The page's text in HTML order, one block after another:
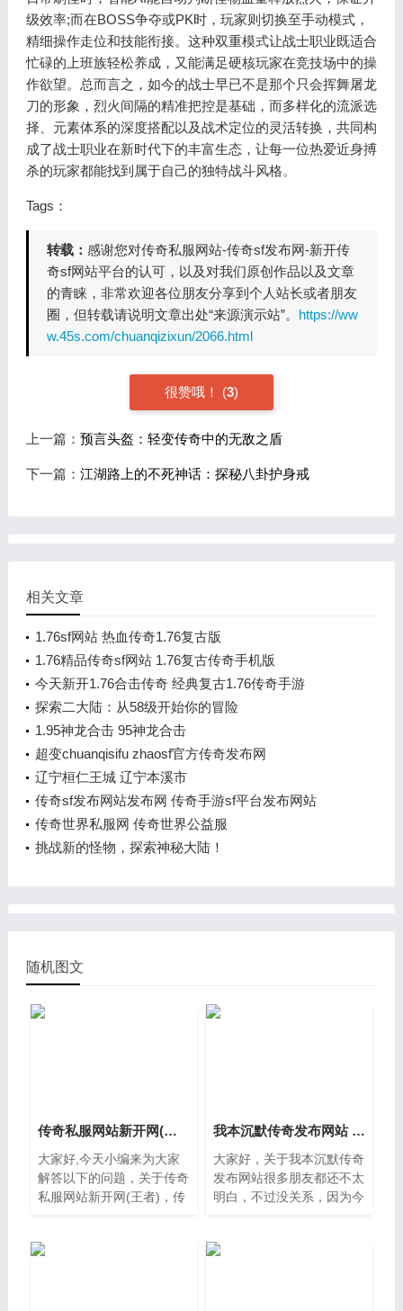
级效率;而在BOSS争夺或PK时，玩家则切换至手动模式，
精细操作走位和技能衔接。这种双重模式让战士职业既适合
忙碌的上班族轻松养成，又能满足硬核玩家在竞技场中的操
作欲望。总而言之，如今的战士早已不是那个只会挥舞屠龙
刀的形象，烈火间隔的精准把控是基础，而多样化的流派选
择、元素体系的深度搭配以及战术定位的灵活转换，共同构
成了战士职业在新时代下的丰富生态，让每一位热爱近身搏
杀的玩家都能找到属于自己的独特战斗风格。
Tags：
转载： 感谢您对传奇私服网站-传奇sf发布网-新开传
奇sf网站平台的认可，以及对我们原创作品以及文章
的青睐，非常欢迎各位朋友分享到个人站长或者朋友
圈，但转载请说明文章出处“来源演示站”。 https://ww
w.45s.com/chuanqizixun/2066.html
很赞哦！ (3)
上一篇： 预言头盔：轻变传奇中的无敌之盾
下一篇： 江湖路上的不死神话：探秘八卦护身戒
相关文章
1.76sf网站 热血传奇1.76复古版
1.76精品传奇sf网站 1.76复古传奇手机版
今天新开1.76合击传奇 经典复古1.76传奇手游
探索二大陆：从58级开始你的冒险
1.95神龙合击 95神龙合击
超变chuanqisifu zhaosf官方传奇发布网
辽宁桓仁王城 辽宁本溪市
传奇sf发布网站发布网 传奇手游sf平台发布网站
传奇世界私服网 传奇世界公益服
挑战新的怪物，探索神秘大陆！
随机图文
传奇私服网站新开网(王者) 传奇网站sf
大家好,今天小编来为大家
解答以下的问题，关于传奇
私服网站新开网(王者)，传
吧。一、传奇手游发布网站
我本沉默传奇发布网站 传奇sf电脑版发布网
大家好，关于我本沉默传奇
发布网站很多朋友都还不太
明白，不过没关系，因为今
点，相信应该可以解决大家